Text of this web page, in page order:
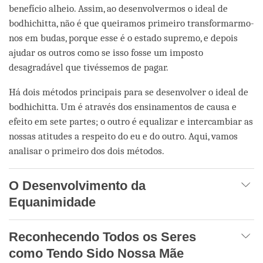
benefício alheio. Assim, ao desenvolvermos o ideal de
bodhichitta, não é que queiramos primeiro transformarmo-
nos em budas, porque esse é o estado supremo, e depois
ajudar os outros como se isso fosse um imposto
desagradável que tivéssemos de pagar.
Há dois métodos principais para se desenvolver o ideal de
bodhichitta. Um é através dos ensinamentos de causa e
efeito em sete partes; o outro é equalizar e intercambiar as
nossas atitudes a respeito do eu e do outro. Aqui, vamos
analisar o primeiro dos dois métodos.
O Desenvolvimento da
Equanimidade
Reconhecendo Todos os Seres
como Tendo Sido Nossa Mãe